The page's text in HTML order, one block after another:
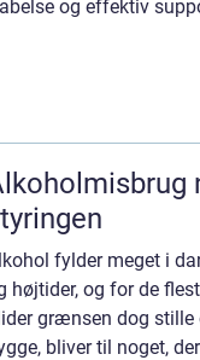
og effektiv
når alkoholen tager
fylder meget i
højtider, og for de
grænsen dog stille
bliver til noget,